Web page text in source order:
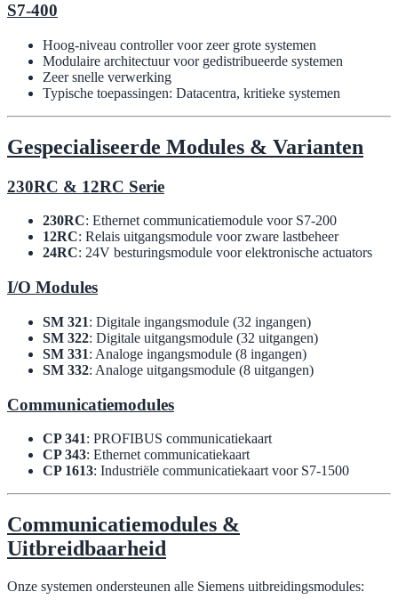
S7-400
Hoog-niveau controller voor zeer grote systemen
Modulaire architectuur voor gedistribueerde systemen
Zeer snelle verwerking
Typische toepassingen: Datacentra, kritieke systemen
Gespecialiseerde Modules & Varianten
230RC & 12RC Serie
230RC: Ethernet communicatiemodule voor S7-200
12RC: Relais uitgangsmodule voor zware lastbeheer
24RC: 24V besturingsmodule voor elektronische actuators
I/O Modules
SM 321: Digitale ingangsmodule (32 ingangen)
SM 322: Digitale uitgangsmodule (32 uitgangen)
SM 331: Analoge ingangsmodule (8 ingangen)
SM 332: Analoge uitgangsmodule (8 uitgangen)
Communicatiemodules
CP 341: PROFIBUS communicatiekaart
CP 343: Ethernet communicatiekaart
CP 1613: Industriële communicatiekaart voor S7-1500
Communicatiemodules &
Uitbreidbaarheid
Onze systemen ondersteunen alle Siemens uitbreidingsmodules: